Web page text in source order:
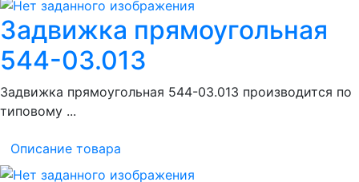
Задвижка прямоугольная
544-03.013
Задвижка прямоугольная 544-03.013 производится по
типовому ...
Описание товара